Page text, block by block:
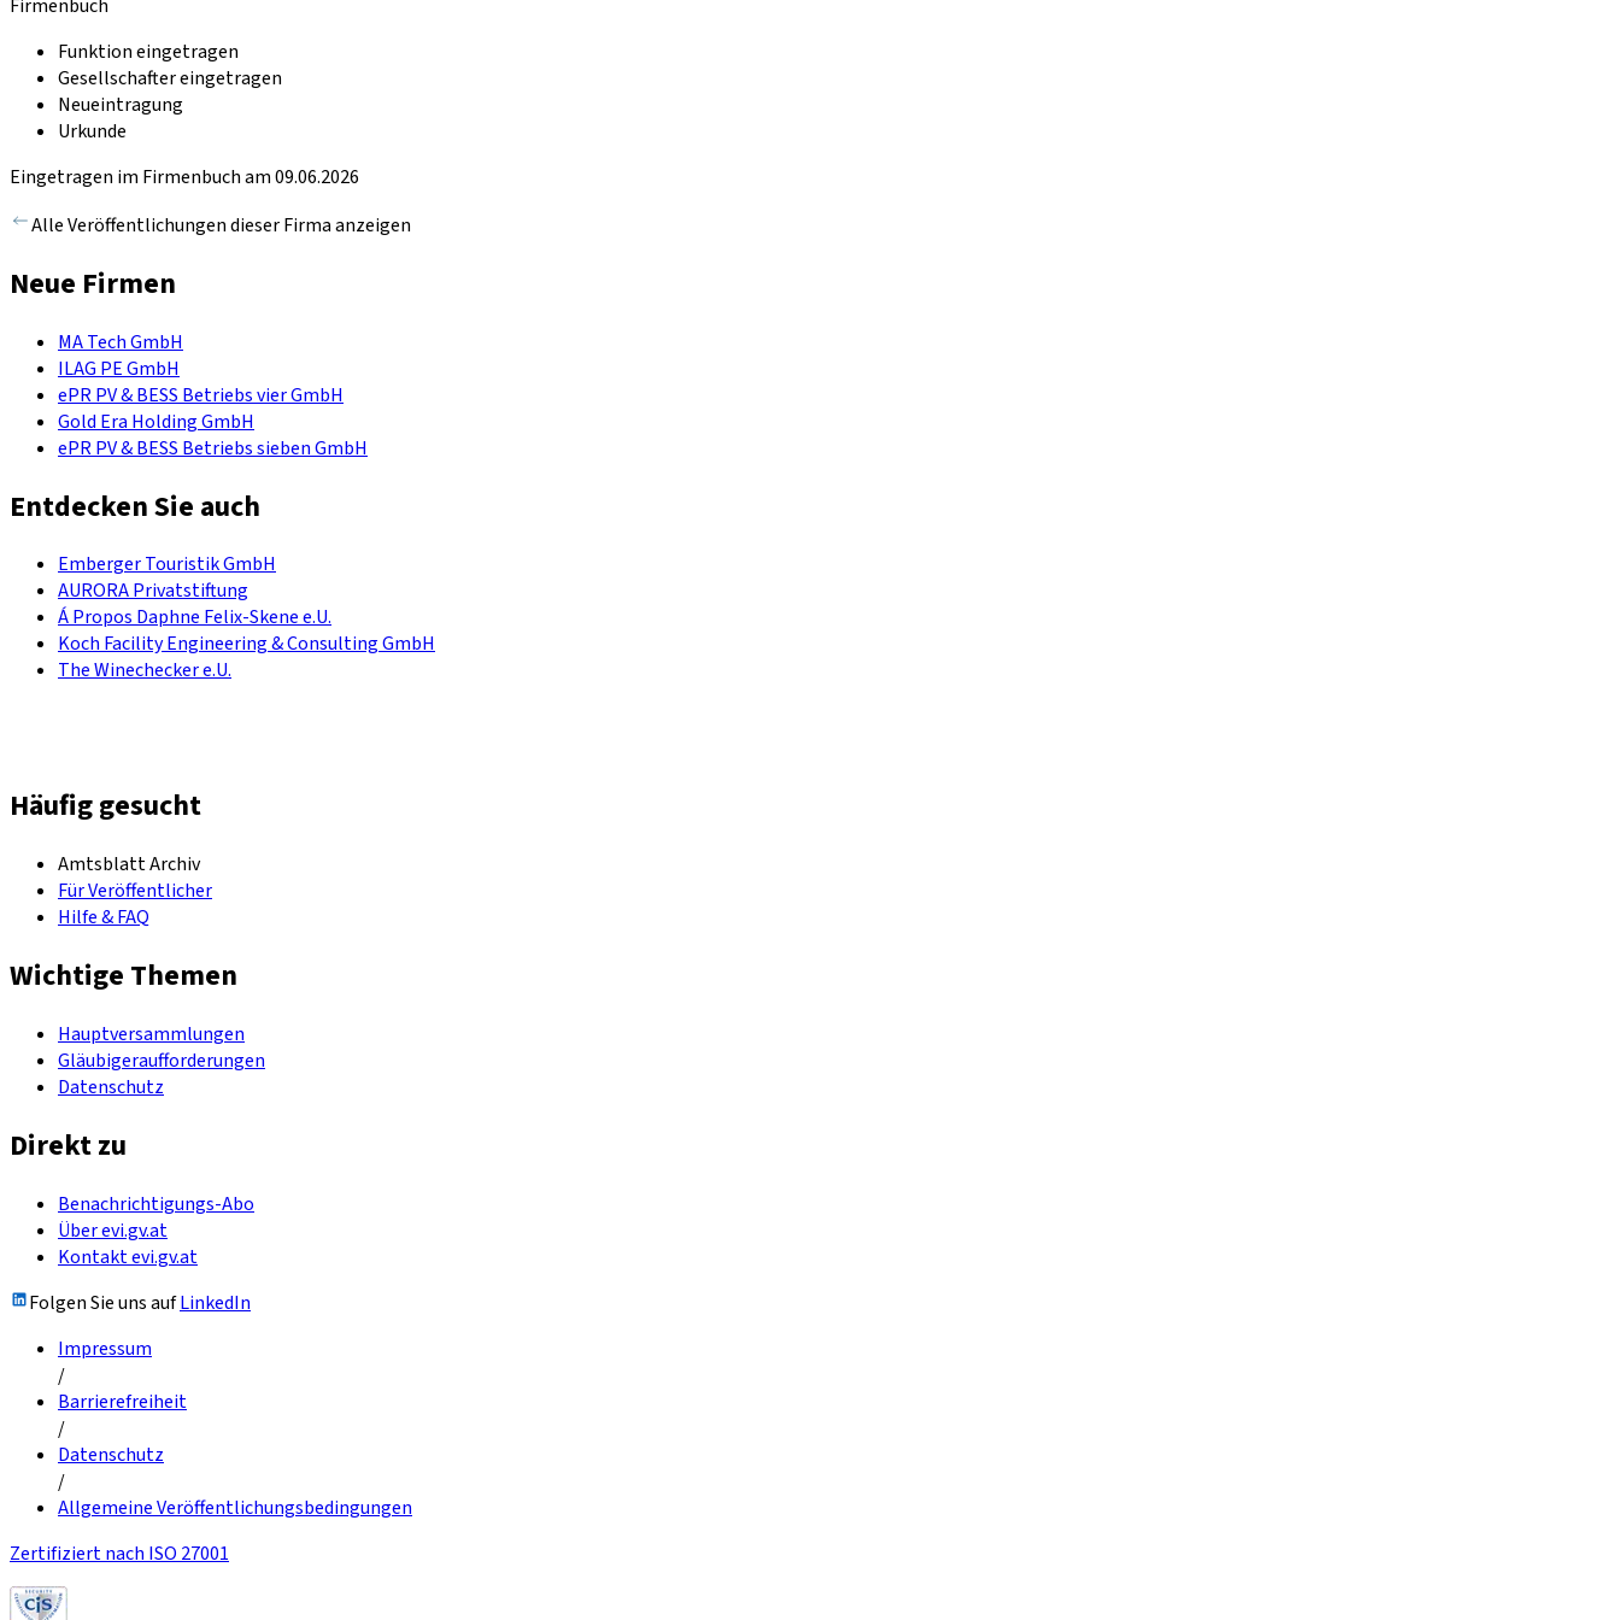
Firmenbuch
Funktion eingetragen
Gesellschafter eingetragen
Neueintragung
Urkunde
Eingetragen im Firmenbuch am 09.06.2026
Alle Veröffentlichungen dieser Firma anzeigen
Neue Firmen
MA Tech GmbH
ILAG PE GmbH
ePR PV & BESS Betriebs vier GmbH
Gold Era Holding GmbH
ePR PV & BESS Betriebs sieben GmbH
Entdecken Sie auch
Emberger Touristik GmbH
AURORA Privatstiftung
Á Propos Daphne Felix-Skene e.U.
Koch Facility Engineering & Consulting GmbH
The Winechecker e.U.
Häufig gesucht
Amtsblatt Archiv
Für Veröffentlicher
Hilfe & FAQ
Wichtige Themen
Hauptversammlungen
Gläubigeraufforderungen
Datenschutz
Direkt zu
Benachrichtigungs-Abo
Über evi.gv.at
Kontakt evi.gv.at
Folgen Sie uns aufLinkedIn
Impressum
/
Barrierefreiheit
/
Datenschutz
/
Allgemeine Veröffentlichungsbedingungen
Zertifiziert nach ISO 27001